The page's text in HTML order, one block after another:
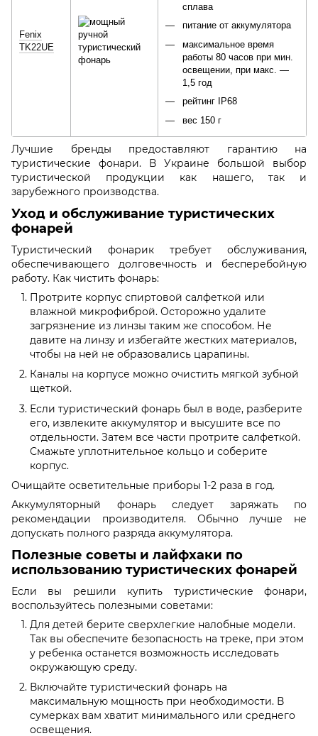
Fenix
TK22UE
сплава
питание от аккумулятора
максимальное время
работы 80 часов при мин.
освещении, при макс. —
1,5 год
рейтинг IP68
вес 150 г
Лучшие бренды предоставляют гарантию на
туристические фонари. В Украине большой выбор
туристической продукции как нашего, так и
зарубежного производства.
Уход и обслуживание туристических
фонарей
Туристический фонарик требует обслуживания,
обеспечивающего долговечность и бесперебойную
работу. Как чистить фонарь:
Протрите корпус спиртовой салфеткой или
влажной микрофиброй. Осторожно удалите
загрязнение из линзы таким же способом. Не
давите на линзу и избегайте жестких материалов,
чтобы на ней не образовались царапины.
Каналы на корпусе можно очистить мягкой зубной
щеткой.
Если туристический фонарь был в воде, разберите
его, извлеките аккумулятор и высушите все по
отдельности. Затем все части протрите салфеткой.
Смажьте уплотнительное кольцо и соберите
корпус.
Очищайте осветительные приборы 1-2 раза в год.
Аккумуляторный фонарь следует заряжать по
рекомендации производителя. Обычно лучше не
допускать полного разряда аккумулятора.
Полезные советы и лайфхаки по
использованию туристических фонарей
Если вы решили купить туристические фонари,
воспользуйтесь полезными советами:
Для детей берите сверхлегкие налобные модели.
Так вы обеспечите безопасность на треке, при этом
у ребенка останется возможность исследовать
окружающую среду.
Включайте туристический фонарь на
максимальную мощность при необходимости. В
сумерках вам хватит минимального или среднего
освещения.